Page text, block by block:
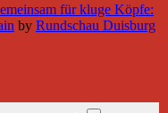
für kluge Köpfe:
by Rundschau Duisburg